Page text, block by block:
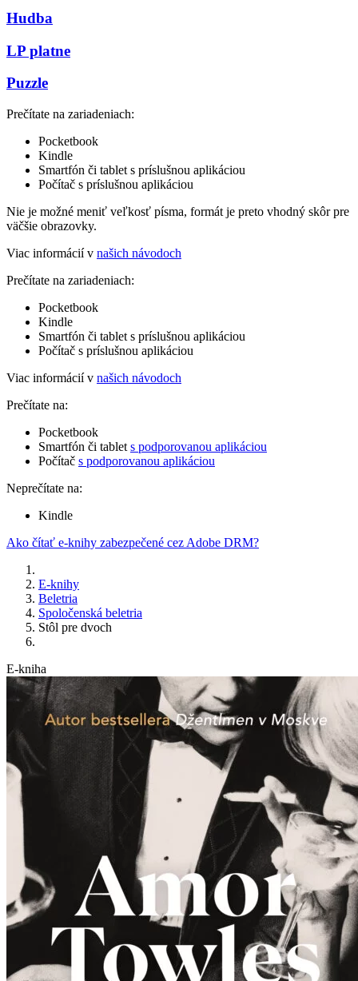
Hudba
LP platne
Puzzle
Prečítate na zariadeniach:
Pocketbook
Kindle
Smartfón či tablet s príslušnou aplikáciou
Počítač s príslušnou aplikáciou
Nie je možné meniť veľkosť písma, formát je preto vhodný skôr pre
väčšie obrazovky.
Viac informácií v našich návodoch
Prečítate na zariadeniach:
Pocketbook
Kindle
Smartfón či tablet s príslušnou aplikáciou
Počítač s príslušnou aplikáciou
Viac informácií v našich návodoch
Prečítate na:
Pocketbook
Smartfón či tablet s podporovanou aplikáciou
Počítač s podporovanou aplikáciou
Neprečítate na:
Kindle
Ako čítať e-knihy zabezpečené cez Adobe DRM?
E-knihy
Beletria
Spoločenská beletria
Stôl pre dvoch
E-kniha